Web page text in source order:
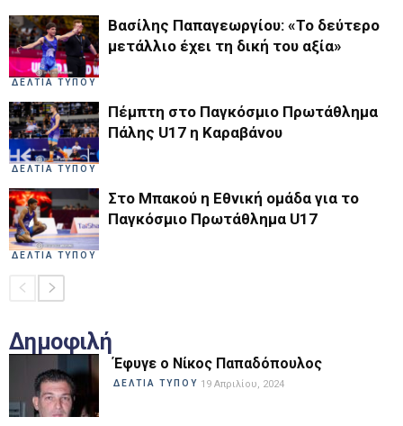
ΔΕΛΤΙΑ ΤΥΠΟΥ
Βασίλης Παπαγεωργίου: «Το δεύτερο
μετάλλιο έχει τη δική του αξία»
ΔΕΛΤΙΑ ΤΥΠΟΥ
Πέμπτη στο Παγκόσμιο Πρωτάθλημα
Πάλης U17 η Καραβάνου
ΔΕΛΤΙΑ ΤΥΠΟΥ
Στο Μπακού η Εθνική ομάδα για το
Παγκόσμιο Πρωτάθλημα U17
Δημοφιλή
Έφυγε ο Νίκος Παπαδόπουλος
ΔΕΛΤΙΑ ΤΥΠΟΥ 19 Απριλίου, 2024